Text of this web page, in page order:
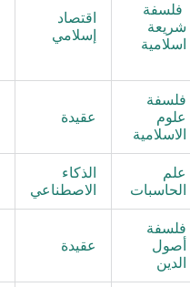
فلسفة
شريعة
اسلامية
اقتصاد
إسلامي
فلسفة
علوم
الاسلامية
عقيدة
علم
الحاسبات
الذكاء
الاصطناعي
فلسفة
أصول
الدين
عقيدة